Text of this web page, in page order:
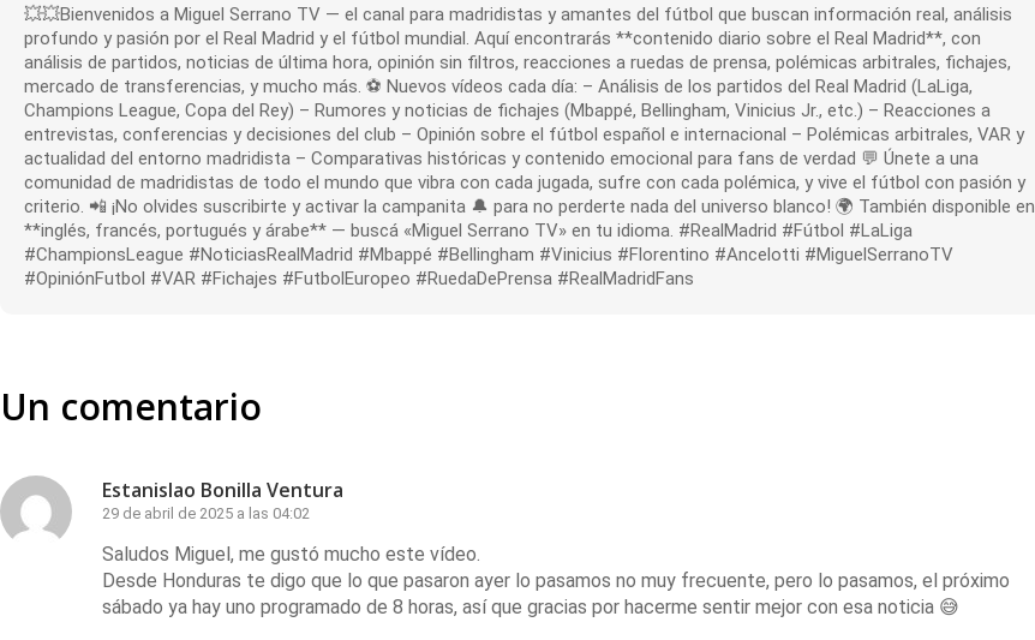
💥💥Bienvenidos a Miguel Serrano TV — el canal para madridistas y amantes del fútbol que buscan información real, análisis
profundo y pasión por el Real Madrid y el fútbol mundial. Aquí encontrarás **contenido diario sobre el Real Madrid**, con
análisis de partidos, noticias de última hora, opinión sin filtros, reacciones a ruedas de prensa, polémicas arbitrales, fichajes,
mercado de transferencias, y mucho más. ⚽ Nuevos vídeos cada día: – Análisis de los partidos del Real Madrid (LaLiga,
Champions League, Copa del Rey) – Rumores y noticias de fichajes (Mbappé, Bellingham, Vinicius Jr., etc.) – Reacciones a
entrevistas, conferencias y decisiones del club – Opinión sobre el fútbol español e internacional – Polémicas arbitrales, VAR y
actualidad del entorno madridista – Comparativas históricas y contenido emocional para fans de verdad 💬 Únete a una
comunidad de madridistas de todo el mundo que vibra con cada jugada, sufre con cada polémica, y vive el fútbol con pasión y
criterio. 📲 ¡No olvides suscribirte y activar la campanita 🔔 para no perderte nada del universo blanco! 🌍 También disponible en
**inglés, francés, portugués y árabe** — buscá «Miguel Serrano TV» en tu idioma. #RealMadrid #Fútbol #LaLiga
#ChampionsLeague #NoticiasRealMadrid #Mbappé #Bellingham #Vinicius #Florentino #Ancelotti #MiguelSerranoTV
#OpiniónFutbol #VAR #Fichajes #FutbolEuropeo #RuedaDePrensa #RealMadridFans
Un comentario
Estanislao Bonilla Ventura
29 de abril de 2025 a las 04:02
Saludos Miguel, me gustó mucho este vídeo.
Desde Honduras te digo que lo que pasaron ayer lo pasamos no muy frecuente, pero lo pasamos, el próximo
sábado ya hay uno programado de 8 horas, así que gracias por hacerme sentir mejor con esa noticia 😅